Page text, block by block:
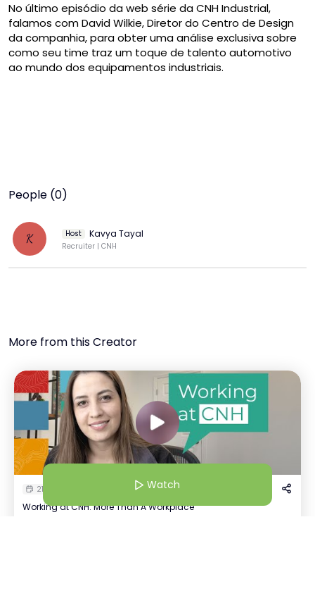
No último episódio da web série da CNH Industrial,
falamos com David Wilkie, Diretor do Centro de Design
da companhia, para obter uma análise exclusiva sobre
como seu time traz um toque de talento automotivo
ao mundo dos equipamentos industriais.
People (0)
K Host Kavya Tayal
Recruiter | CNH
More from this Creator
21 Jul 25 | 4:30 AM
Working at CNH: More Than A Workplace
Watch